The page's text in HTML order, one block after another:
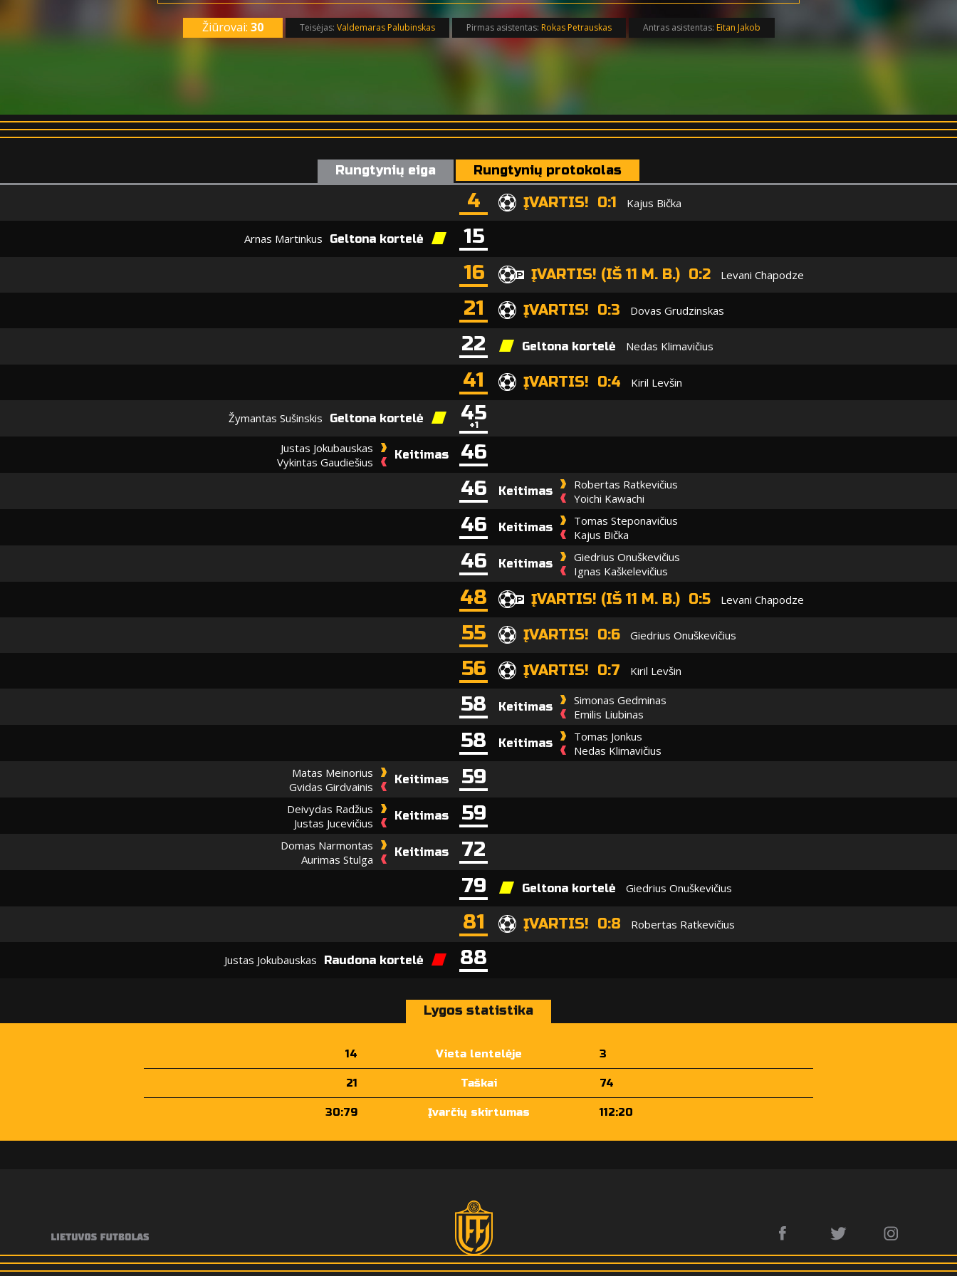
Žiūrovai: 30 Teisėjas: Valdemaras Palubinskas Pirmas asistentas: Rokas Petrauskas Antras asistentas: Eitan Jakob
Rungtynių eiga Rungtynių protokolas
4 ĮVARTIS! 0:1 Kajus Bička
Arnas Martinkus Geltona kortelė
15
16
ĮVARTIS! (IŠ 11 M. B.) 0:2 Levani Chapodze
21 ĮVARTIS! 0:3 Dovas Grudzinskas
22 Geltona kortelė Nedas Klimavičius
41 ĮVARTIS! 0:4 Kiril Levšin
Žymantas Sušinskis Geltona kortelė 45
+1
Justas Jokubauskas
Vykintas Gaudiešius
Keitimas
46
46
Keitimas
Robertas Ratkevičius
Yoichi Kawachi
46 Keitimas
Tomas Steponavičius
Kajus Bička
46 Keitimas
Giedrius Onuškevičius
Ignas Kaškelevičius
48 ĮVARTIS! (IŠ 11 M. B.) 0:5 Levani Chapodze
55 ĮVARTIS! 0:6 Giedrius Onuškevičius
56 ĮVARTIS! 0:7 Kiril Levšin
58 Keitimas
Simonas Gedminas
Emilis Liubinas
58 Keitimas
Tomas Jonkus
Nedas Klimavičius
Matas Meinorius
Gvidas Girdvainis
Keitimas 59
Deivydas Radžius
Justas Jucevičius
Keitimas 59
Domas Narmontas
Aurimas Stulga
Keitimas
72
79
Geltona kortelė Giedrius Onuškevičius
81 ĮVARTIS! 0:8 Robertas Ratkevičius
Justas Jokubauskas Raudona kortelė 88
Lygos statistika
14 Vieta lentelėje 3
21 Taškai 74
30:79 Įvarčių skirtumas 112:20